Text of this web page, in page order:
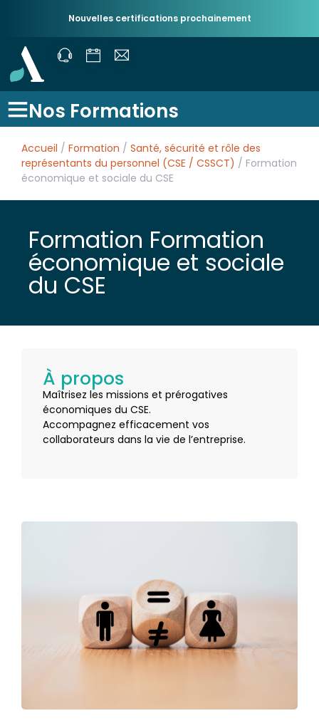
Nouvelles certifications prochainement
Nos Formations
Accueil / Formation / Santé, sécurité et rôle des
représentants du personnel (CSE / CSSCT) / Formation
économique et sociale du CSE
Formation Formation
économique et sociale
du CSE
À propos
Maîtrisez les missions et prérogatives
économiques du CSE.
Accompagnez efficacement vos
collaborateurs dans la vie de l’entreprise.